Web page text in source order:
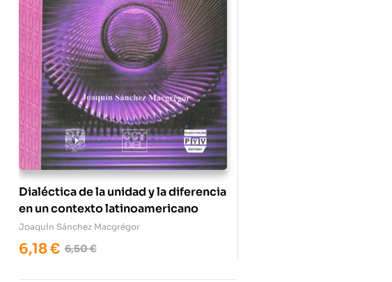
Dialéctica de la unidad y la diferencia
en un contexto latinoamericano
Joaquín Sánchez Macgrégor
6,50€
6,18€